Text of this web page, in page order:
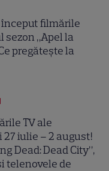
început filmările
sezon „Apel la
pregătește la
TV ale
iulie – 2 august!
Dead: Dead City”,
telenovele de